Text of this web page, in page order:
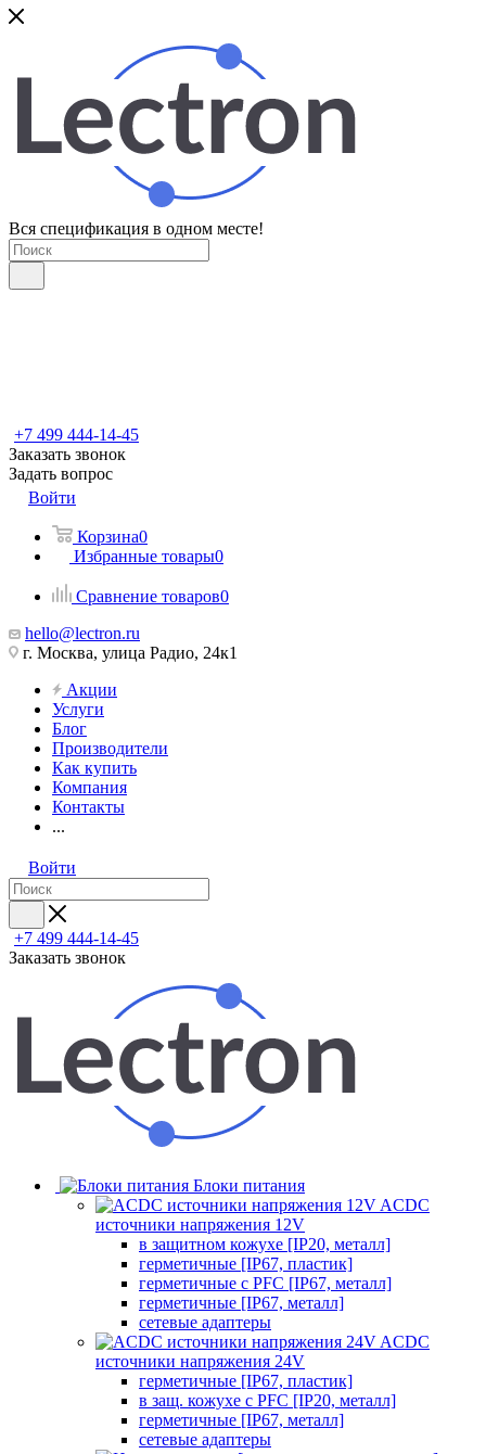
Вся спецификация в одном месте!
+7 499 444-14-45
Заказать звонок
Задать вопрос
Войти
Корзина0
Избранные товары0
Сравнение товаров0
hello@lectron.ru
г. Москва, улица Радио, 24к1
Акции
Услуги
Блог
Производители
Как купить
Компания
Контакты
...
Войти
+7 499 444-14-45
Заказать звонок
Блоки питания
ACDC
источники напряжения 12V
в защитном кожухе [IP20, металл]
герметичные [IP67, пластик]
герметичные с PFC [IP67, металл]
герметичные [IP67, металл]
сетевые адаптеры
ACDC
источники напряжения 24V
герметичные [IP67, пластик]
в защ. кожухе с PFC [IP20, металл]
герметичные [IP67, металл]
сетевые адаптеры